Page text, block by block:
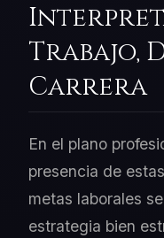
Trabajo,
Carrera
En el plano
presencia de
metas laborales
estrategia bien